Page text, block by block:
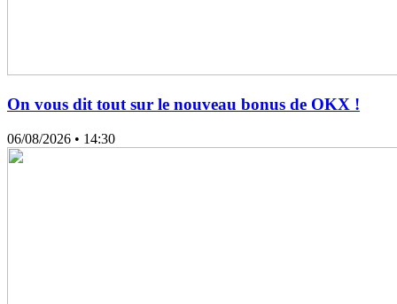
On vous dit tout sur le nouveau bonus de OKX !
06/08/2026 • 14:30